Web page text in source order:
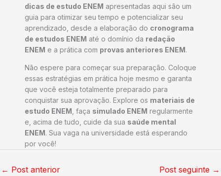
dicas de estudo ENEM apresentadas aqui são um
guia para otimizar seu tempo e potencializar seu
aprendizado, desde a elaboração do cronograma
de estudos ENEM até o domínio da redação
ENEM e a prática com provas anteriores ENEM.
Não espere para começar sua preparação. Coloque
essas estratégias em prática hoje mesmo e garanta
que você esteja totalmente preparado para
conquistar sua aprovação. Explore os materiais de
estudo ENEM , faça simulado ENEM regularmente
e, acima de tudo, cuide da sua saúde mental
ENEM. Sua vaga na universidade está esperando
por você!
← Post anterior Post seguinte →